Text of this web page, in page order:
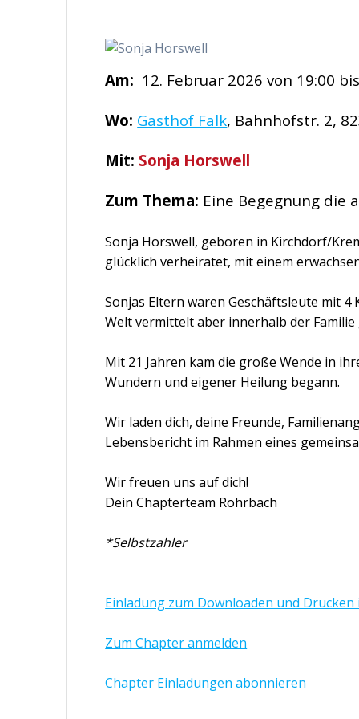
Am: 12. Februar 2026 von 19:00
Wo: Gasthof Falk, Bahnhofstr. 2,
Mit: Sonja Horswell
Zum Thema: Eine Begegnung die
Sonja Horswell, geboren in Kirchdorf/
glücklich verheiratet, mit einem
Sonjas Eltern waren Geschäftsleute mit
Welt vermittelt aber innerhalb der Familie
Mit 21 Jahren kam die große Wende in
Wundern und eigener Heilung begann.
Wir laden dich, deine Freunde,
Lebensbericht im Rahmen eines
Wir freuen uns auf dich!
Dein Chapterteam Rohrbach
*Selbstzahler
Einladung zum Downloaden und Drucken
Zum Chapter anmelden
Chapter Einladungen abonnieren